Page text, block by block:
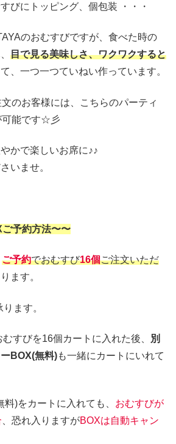
びにトッピング、個包装 ・・・
のおむすびですが、食べた時の
目で見る美味しさ、ワクワクすると
、一つ一つていねい作っています。
文のお客様には、こちらのパーティ
可能です☆彡
かで楽しいお席に♪♪
いませ。
予約方法〜〜
ご予約でおむすび16個ご注文いただ
ます。
ます。
すびを16個カートに入れた後、
別
BOX(無料)も一緒にカートにいれて
)をカートに入れても、 おむすびが
、恐れ入りますがBOXは自動キャン